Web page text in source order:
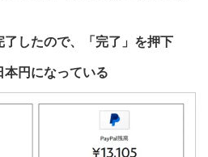
したので、「完了」を押下
円になっている